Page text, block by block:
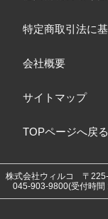
特定商取引法に
会社概要
サイトマップ
TOPページへ戻る
株式会社ウィルコ 〒
045-903-9800(受付時